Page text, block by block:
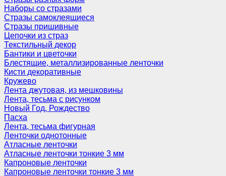
Наборы со стразами
Стразы самоклеящиеся
Стразы пришивные
Цепочки из страз
Текстильный декор
Бантики и цветочки
Блестящие, металлизированные ленточки
Кисти декоративные
Кружево
Лента джутовая, из мешковины
Лента, тесьма с рисунком
Новый Год, Рождество
Пасха
Лента, тесьма фигурная
Ленточки однотонные
Атласные ленточки
Атласные ленточки тонкие 3 мм
Капроновые ленточки
Капроновые ленточки тонкие 3 мм